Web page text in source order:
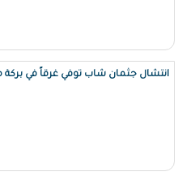
انتشال جثمان شاب توفي غرقاً في بركة